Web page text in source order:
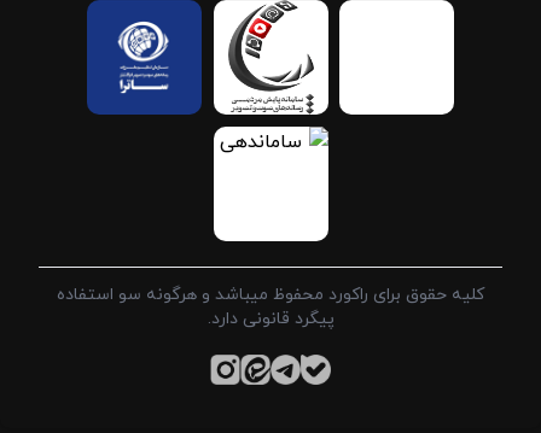
کلیه حقوق برای راکورد محفوظ میباشد و هرگونه سو استفاده
پیگرد قانونی دارد.